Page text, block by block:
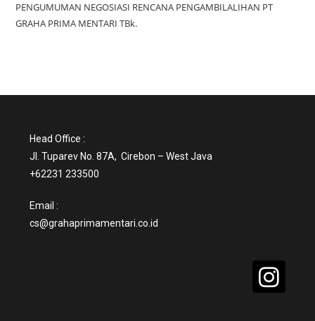
PENGUMUMAN NEGOSIASI RENCANA PENGAMBILALIHAN PT
GRAHA PRIMA MENTARI TBk.
Head Office :
Jl. Tuparev No. 87A, Cirebon – West Java
+62231 233500
Email :
cs@grahaprimamentari.co.id